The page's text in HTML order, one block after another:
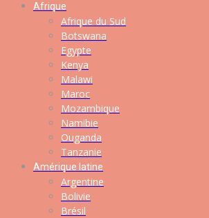
Afrique
Afrique du Sud
Botswana
Egypte
Kenya
Malawi
Maroc
Mozambique
Namibie
Ouganda
Tanzanie
Amérique latine
Argentine
Bolivie
Brésil